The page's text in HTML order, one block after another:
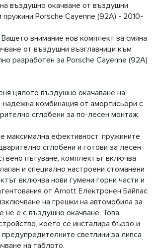
въздушно окачване от въздушни
пружини Porsche Cayenne (92A) - 2010-
внимание нов комплект за смяна
от въздушни възглавници към
разработен за Porsche Cayenne (92A)
цялото въздушно окачаване на
комбинация от амортисьори с
сглобени за по-лесен монтаж.
максимална ефективност, пружините
сглобени и готови за лесен
пътуване, комплектът включва
и специално настроени стоманени
включва нови гумени горни части и
от Arnott Електронен Байпас
на грешки на автомобила за
не е с въздушно окачване. Това
което се инсталира бързо и
светлини за липса
на таблото.